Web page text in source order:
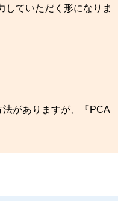
していただく形になりま
がありますが、『PCA